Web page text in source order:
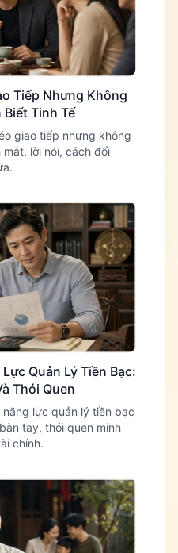
Tiếp Nhưng Không
Tinh Tế
giao tiếp nhưng không
lời nói, cách đổi
Quản Lý Tiền Bạc:
Thói Quen
lực quản lý tiền bạc
tay, thói quen minh
chính.